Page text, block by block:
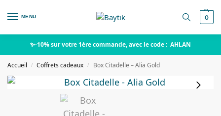
MENU 0
✨-10% sur votre 1ère commande, avec le code : AHLAN
Accueil / Coffrets cadeaux / Box Citadelle – Alia Gold